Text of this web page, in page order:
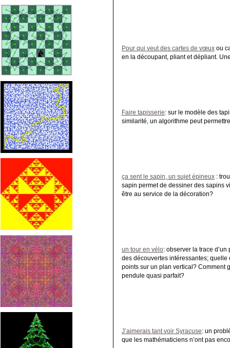
Pour qui veut des cartes de vœux ou
en la découpant, pliant et dépliant.
Faire tapisserie: sur le modèle des
similarité, un algorithme peut
ça sent le sapin, un sujet épineux :
sapin permet de dessiner des sapins
être au service de la décoration?
un tour en vélo: observer la trace
des découvertes intéressantes;
points sur un plan vertical? Comment
pendule quasi parfait?
J’aimerais tant voir Syracuse: un
que les mathématiciens n’ont pas